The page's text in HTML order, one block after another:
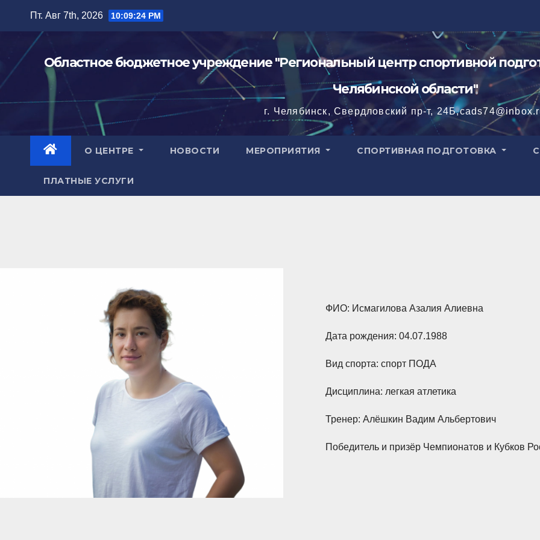
содержимому
Пт. Авг 7th, 2026 10:09:25 PM
Областное бюджетное учреждение "Региональный центр спортивной
Челябинской области"
г. Челябинск, Свердловский пр-т,
О ЦЕНТРЕ НОВОСТИ МЕРОПРИЯТИЯ СПОРТИВНАЯ ПОДГОТОВКА
ПЛАТНЫЕ УСЛУГИ
ФИО: Исмагилова Азалия Алиевна
Дата рождения: 04.07.1988
Вид спорта: спорт ПОДА
Дисциплина: легкая атлетика
Тренер: Алёшкин Вадим Альбертович
Победитель и призёр Чемпионатов и Кубков